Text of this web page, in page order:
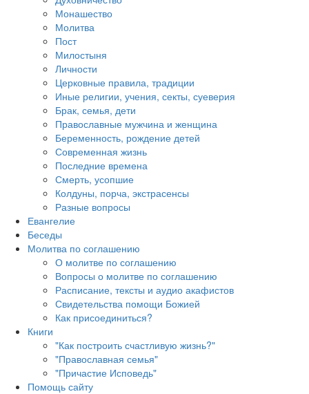
Монашество
Молитва
Пост
Милостыня
Личности
Церковные правила, традиции
Иные религии, учения, секты, суеверия
Брак, семья, дети
Православные мужчина и женщина
Беременность, рождение детей
Современная жизнь
Последние времена
Смерть, усопшие
Колдуны, порча, экстрасенсы
Разные вопросы
Евангелие
Беседы
Молитва по соглашению
О молитве по соглашению
Вопросы о молитве по соглашению
Расписание, тексты и аудио акафистов
Свидетельства помощи Божией
Как присоединиться?
Книги
"Как построить счастливую жизнь?"
"Православная семья"
"Причастие Исповедь"
Помощь сайту